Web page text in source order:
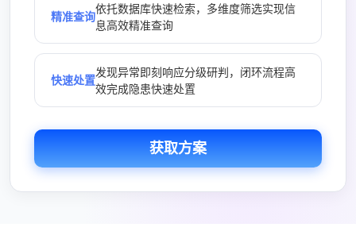
精准查询
依托数据库快速检索，多维度筛选实现信
息高效精准查询
快速处置
发现异常即刻响应分级研判，闭环流程高
效完成隐患快速处置
获取方案